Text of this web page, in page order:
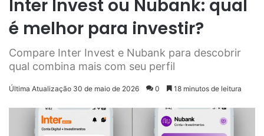
Inter Invest ou Nubank: qual
é melhor para investir?
Compare Inter Invest e Nubank para descobrir
qual combina mais com seu perfil
Última Atualização 30 de maio de 2026 0 18 minutos de leitura